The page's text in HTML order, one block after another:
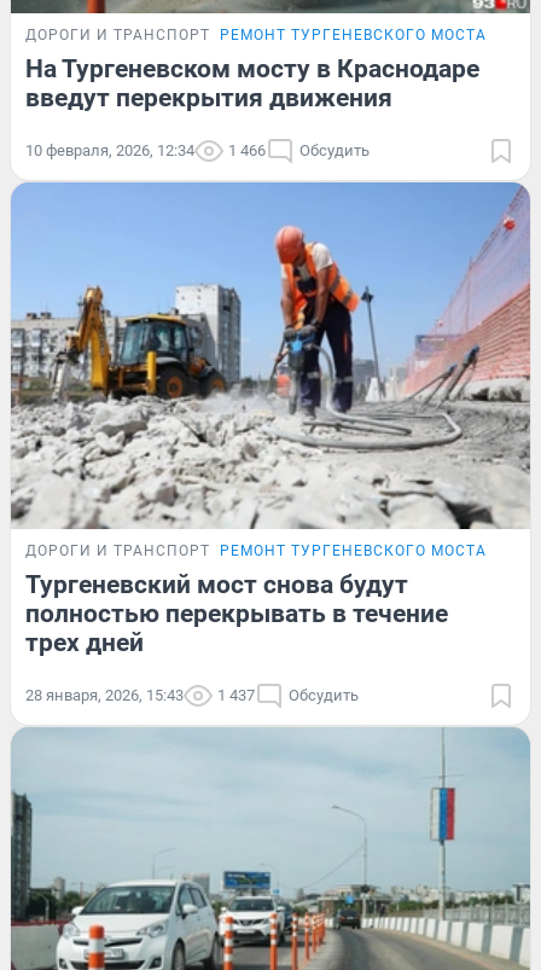
ДОРОГИ И ТРАНСПОРТ РЕМОНТ ТУРГЕНЕВСКОГО МОСТА
На Тургеневском мосту в Краснодаре
введут перекрытия движения
10 февраля, 2026, 12:34 1 466 Обсудить
ДОРОГИ И ТРАНСПОРТ РЕМОНТ ТУРГЕНЕВСКОГО МОСТА
Тургеневский мост снова будут
полностью перекрывать в течение
трех дней
28 января, 2026, 15:43 1 437 Обсудить